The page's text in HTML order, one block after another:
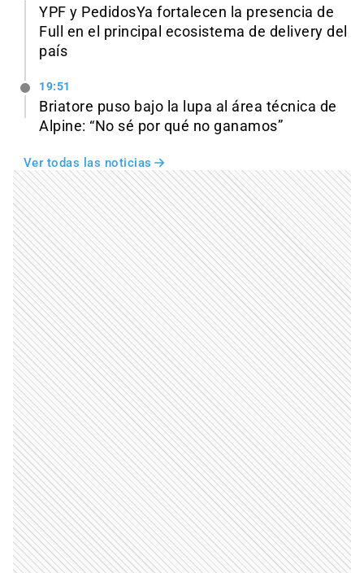
YPF y PedidosYa fortalecen la presencia de
Full en el principal ecosistema de delivery del
país
19:51
Briatore puso bajo la lupa al área técnica de
Alpine: “No sé por qué no ganamos”
Ver todas las noticias